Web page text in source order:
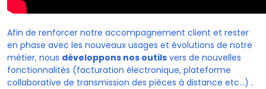
Afin de renforcer notre accompagnement client et rester
en phase avec les nouveaux usages et évolutions de notre
métier, nous développons nos outils vers de nouvelles
fonctionnalités (facturation électronique, plateforme
collaborative de transmission des pièces à distance etc…) .